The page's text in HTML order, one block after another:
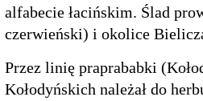
alfabecie łacińskim. Ślad
czerwieński) i okolice
Przez linię praprababki
Kołodyńskich należał do